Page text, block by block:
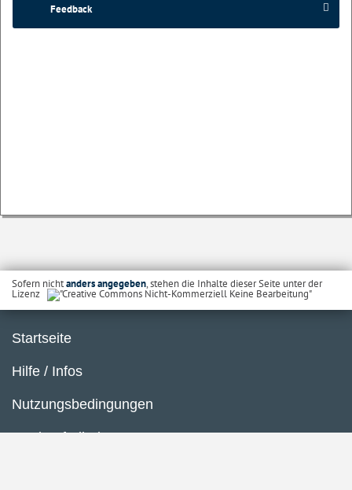
Feedback
Sofern nichtanders angegeben, stehen die Inhalte dieser Seite unter der
Lizenz
Startseite
Hilfe / Infos
Nutzungsbedingungen
Barrierefreiheit